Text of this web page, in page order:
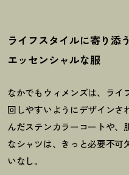
ライフスタイルに寄り添う
エッセンシャルな服
なかでもウィメンズは、ラ
回しやすいようにデザインさ
んだステンカラーコートや
なシャツは、きっと必要不
いなし。